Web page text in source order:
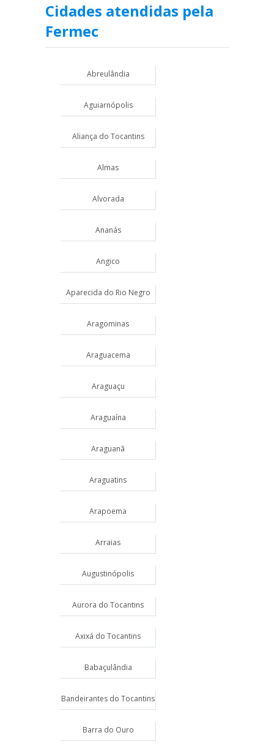
Cidades atendidas pela
Fermec
Abreulândia
Aguiarnópolis
Aliança do Tocantins
Almas
Alvorada
Ananás
Angico
Aparecida do Rio Negro
Aragominas
Araguacema
Araguaçu
Araguaína
Araguanã
Araguatins
Arapoema
Arraias
Augustinópolis
Aurora do Tocantins
Axixá do Tocantins
Babaçulândia
Bandeirantes do Tocantins
Barra do Ouro